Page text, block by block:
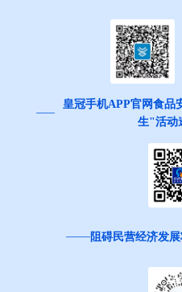
皇冠手机APP官网食品
生"活动
阻碍民营经济发